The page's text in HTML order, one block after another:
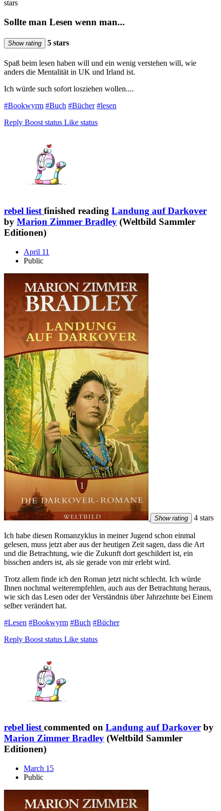
stars
Sollte man Lesen wenn man...
Show rating 5 stars
Spaß beim lesen haben will und ein wenig verstehen will, wie
anders die Mentalität in UK und Irland ist.
Ich würde such sofort losziehen wollen....
#Bookwyrm #Buch #Bücher #lesen
Reply Boost status Like status
rebel liest finished reading Landung auf Darkover
by Marion Zimmer Bradley (Weltbild Sammler
Editionen)
April 11
Public
Show rating 4 stars
Ich habe diesen Romanzyklus in meiner Jugend schon einmal
gelesen, muss jetzt aber aus der heutigen Zeit sagen, dass die Art
und die Betrachtung, wie die Zukunft dort geschildert ist, ein
bisschen anders ist, als sie gerade von mir erlebt wird.
Trotz allem finde ich den Roman jetzt nicht schlecht. Ich würde
Ihnen nochmal weiterempfehlen, auch aus der Betrachtung heraus,
wie sich das Lesen oder der Verständnis über Jahrzehnte bei Einem
selber verändert hat.
#Lesen #Bookwyrm #Buch #Bücher
Reply Boost status Like status
rebel liest commented on Landung auf Darkover by
Marion Zimmer Bradley (Weltbild Sammler
Editionen)
March 15
Public